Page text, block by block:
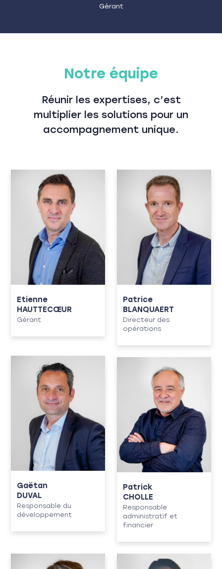
Gérant
Notre équipe
Réunir les expertises, c’est
multiplier les solutions pour un
accompagnement unique.
Etienne
HAUTTECŒUR
Gérant
Patrice
BLANQUAERT
Directeur des
opérations
Gaëtan
DUVAL
Responsable du
développement
Patrick
CHOLLE
Responsable
administratif et
financier